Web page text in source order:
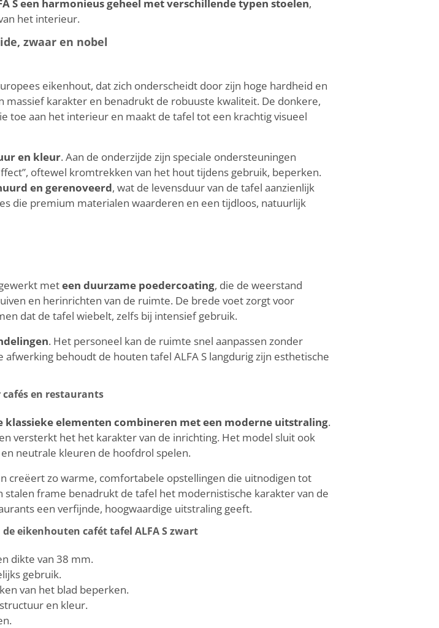
S een harmonieus geheel met verschillende typen stoelen,
het interieur.
zwaar en nobel
eikenhout, dat zich onderscheidt door zijn hoge hardheid en
karakter en benadrukt de robuuste kwaliteit. De donkere,
toe aan het interieur en maakt de tafel tot een krachtig visueel
en kleur. Aan de onderzijde zijn speciale ondersteuningen
oftewel kromtrekken van het hout tijdens gebruik, beperken.
en gerenoveerd, wat de levensduur van de tafel aanzienlijk
die premium materialen waarderen en een tijdloos, natuurlijk
meteen duurzame poedercoating, die de weerstand
en herinrichten van de ruimte. De brede voet zorgt voor
dat de tafel wiebelt, zelfs bij intensief gebruik.
. Het personeel kan de ruimte snel aanpassen zonder
behoudt de houten tafel ALFA S langdurig zijn esthetische
cafés en restaurants
klassieke elementen combineren met een moderne uitstraling.
versterkt het het karakter van de inrichting. Het model sluit ook
neutrale kleuren de hoofdrol spelen.
creëert zo warme, comfortabele opstellingen die uitnodigen tot
frame benadrukt de tafel het modernistische karakter van de
een verfijnde, hoogwaardige uitstraling geeft.
eikenhouten cafét tafel ALFA S zwart
dikte van 38 mm.
gebruik.
van het blad beperken.
en kleur.